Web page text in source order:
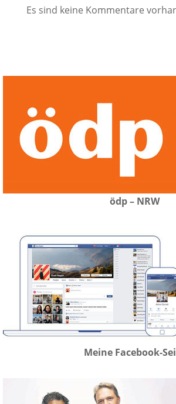
Es sind keine Kommentare
ödp – NRW
Meine Facebook-